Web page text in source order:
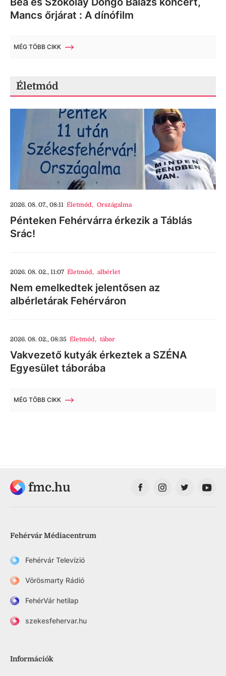
Mancs őrjárat : A dínófilm
MÉG TÖBB CIKK
Életmód
2026. 08. 07., 08:11 Életmód, Országalma
Pénteken Fehérvárra érkezik a Táblás
Srác!
2026. 08. 02., 11:07 Életmód, albérlet
Nem emelkedtek jelentősen az
albérletárak Fehérváron
2026. 08. 02., 08:35 Életmód, tábor
Vakvezető kutyák érkeztek a SZÉNA
Egyesület táborába
MÉG TÖBB CIKK
fmc.hu
Fehérvár Médiacentrum
Fehérvár Televízió
Vörösmarty Rádió
FehérVár hetilap
szekesfehervar.hu
Információk